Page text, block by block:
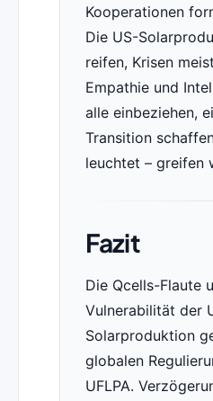
Kooperationen
Die US-
reifen, Krisen
Empathie und
alle einbeziehen,
Transition
leuchtet – greifen
Fazit
Die Qcells-Flaute
Vulnerabilität der
Solarproduktion
globalen
UFLPA.